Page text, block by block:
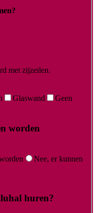
met zijzeilen.
Glaswand Geen
worden
Nee, er kunnen
huren?